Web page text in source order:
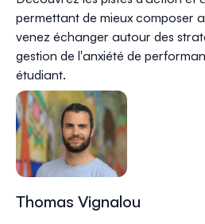
permettant de mieux composer
venez échanger autour des
gestion de l'anxiété de
étudiant.
Thomas Vignalou